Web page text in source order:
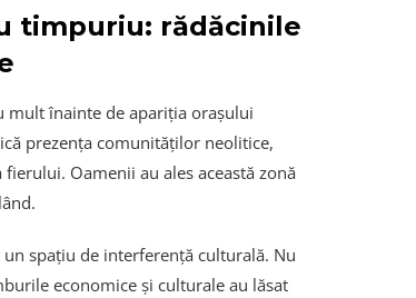
timpuriu: rădăcinile
mult înainte de apariția orașului
prezența comunităților neolitice,
Oamenii au ales această zonă
spațiu de interferență culturală. Nu
economice și culturale au lăsat